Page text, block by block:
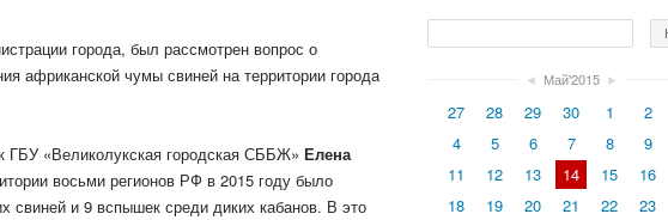
города, был рассмотрен вопрос о
африканской чумы свиней на территории города
ГБУ «Великолукская городская СББЖ» Елена
восьми регионов РФ в 2015 году было
свиней и 9 вспышек среди диких кабанов. В это
◄ Май'2015 ►
27 28 29 30 1 2
4
5 6 7 8 9
11
12 13 14 15 16
18
19 20 21 22 23